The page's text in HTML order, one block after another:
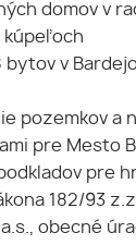
domov v
kúpeľoch
bytov v
pozemkov a
pre Mesto
pre
182/93
obecné